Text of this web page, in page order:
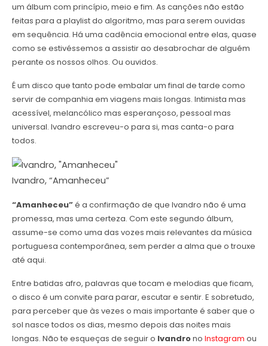
um álbum com princípio, meio e fim. As canções não estão
feitas para a playlist do algoritmo, mas para serem ouvidas
em sequência. Há uma cadência emocional entre elas, quase
como se estivéssemos a assistir ao desabrochar de alguém
perante os nossos olhos. Ou ouvidos.
É um disco que tanto pode embalar um final de tarde como
servir de companhia em viagens mais longas. Intimista mas
acessível, melancólico mas esperançoso, pessoal mas
universal. Ivandro escreveu-o para si, mas canta-o para
todos.
Ivandro, “Amanheceu”
“Amanheceu”é a confirmação de que Ivandro não é uma
promessa, mas uma certeza. Com este segundo álbum,
assume-se como uma das vozes mais relevantes da música
portuguesa contemporânea, sem perder a alma que o trouxe
até aqui.
Entre batidas afro, palavras que tocam e melodias que ficam,
o disco é um convite para parar, escutar e sentir. E sobretudo,
para perceber que às vezes o mais importante é saber que o
sol nasce todos os dias, mesmo depois das noites mais
longas. Não te esqueças de seguir o Ivandrono Instagram ou